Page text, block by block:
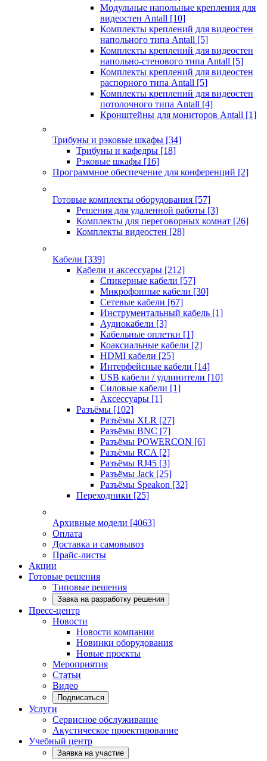
Модульные напольные крепления для
видеостен Antall [10]
Комплекты креплений для видеостен
напольного типа Antall [5]
Комплекты креплений для видеостен
напольно-стенового типа Antall [5]
Комплекты креплений для видеостен
распорного типа Antall [5]
Комплекты креплений для видеостен
потолочного типа Antall [4]
Кронштейны для мониторов Antall [1]
Трибуны и рэковые шкафы [34]
Трибуны и кафедры [18]
Рэковые шкафы [16]
Программное обеспечение для конференций [2]
Готовые комплекты оборудования [57]
Решения для удаленной работы [3]
Комплекты для переговорных комнат [26]
Комплекты видеостен [28]
Кабели [339]
Кабели и аксессуары [212]
Спикерные кабели [57]
Микрофонные кабели [30]
Сетевые кабели [67]
Инструментальный кабель [1]
Аудиокабели [3]
Кабельные оплетки [1]
Коаксиальные кабели [2]
HDMI кабели [25]
Интерфейсные кабели [14]
USB кабели / удлинители [10]
Силовые кабели [1]
Аксессуары [1]
Разъёмы [102]
Разъёмы XLR [27]
Разъёмы BNC [7]
Разъёмы POWERCON [6]
Разъёмы RCA [2]
Разъёмы RJ45 [3]
Разъёмы Jack [25]
Разъёмы Speakon [32]
Переходники [25]
Архивные модели [4063]
Оплата
Доставка и самовывоз
Прайс-листы
Акции
Готовые решения
Типовые решения
Завка на разработку решения
Пресс-центр
Новости
Новости компании
Новинки оборудования
Новые проекты
Мероприятия
Статьи
Видео
Подписаться
Услуги
Сервисное обслуживание
Акустическое проектирование
Учебный центр
Заявка на участие